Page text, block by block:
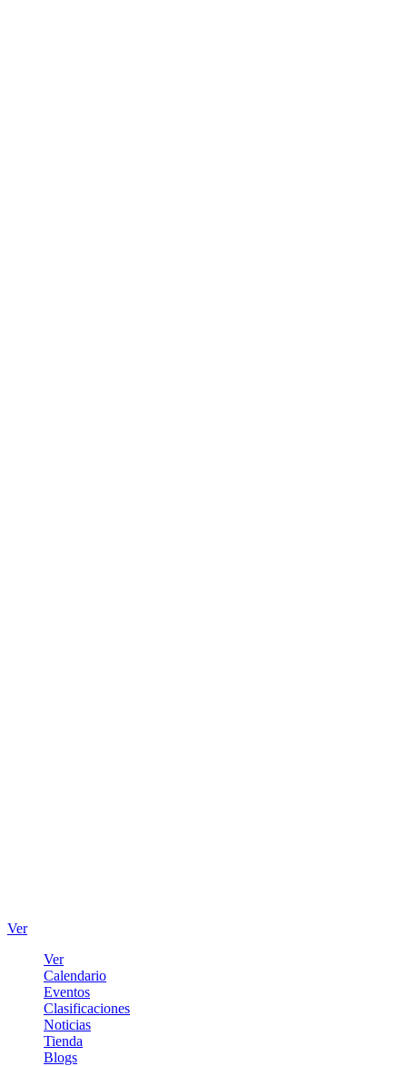
Ver
Ver
Calendario
Eventos
Clasificaciones
Noticias
Tienda
Blogs